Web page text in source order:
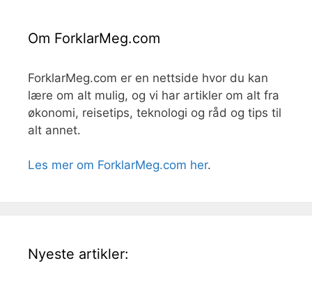
Om ForklarMeg.com
ForklarMeg.com er en nettside hvor du kan
lære om alt mulig, og vi har artikler om alt fra
økonomi, reisetips, teknologi og råd og tips til
alt annet.
Les mer om ForklarMeg.com her.
Nyeste artikler: